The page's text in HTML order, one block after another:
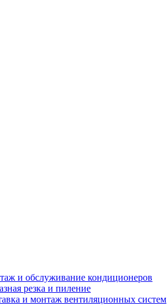
и обслуживание кондиционеров
резка и пиление
и монтаж вентиляционных систем